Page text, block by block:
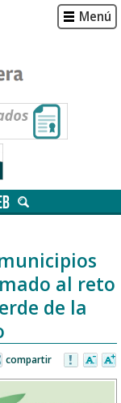
Menú
al reto
de la
compartir